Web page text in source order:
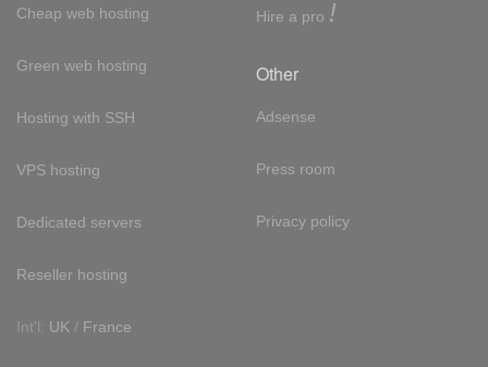
Cheap web hosting
Green web hosting
Hosting with SSH
VPS hosting
Dedicated servers
Reseller hosting
Int'l: UK / France
Hire a pro !
Other
Adsense
Press room
Privacy policy